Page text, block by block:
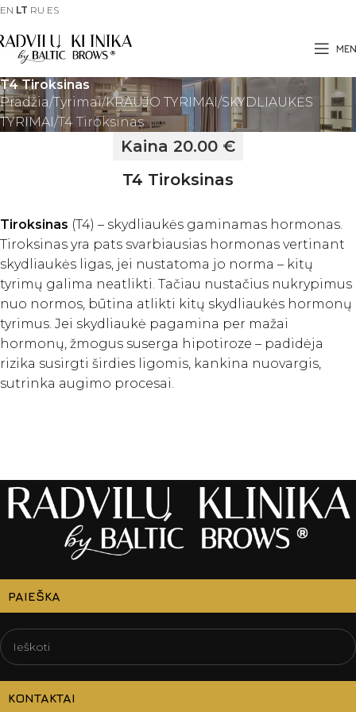
EN LT RU ES
T4 Tiroksinas
Pradžia Tyrimai KRAUJO TYRIMAI SKYDLIAUKĖS
TYRIMAI T4 Tiroksinas
Kaina 20.00 €
T4 Tiroksinas
Tiroksinas (T4) – skydliaukės gaminamas hormonas.
Tiroksinas yra pats svarbiausias hormonas vertinant
skydliaukės ligas, jei nustatoma jo norma – kitų
tyrimų galima neatlikti. Tačiau nustačius nukrypimus
nuo normos, būtina atlikti kitų skydliaukės hormonų
tyrimus. Jei skydliaukė pagamina per mažai
hormonų, žmogus suserga hipotiroze – padidėja
rizika susirgti širdies ligomis, kankina nuovargis,
sutrinka augimo procesai.
PAIEŠKA
KONTAKTAI